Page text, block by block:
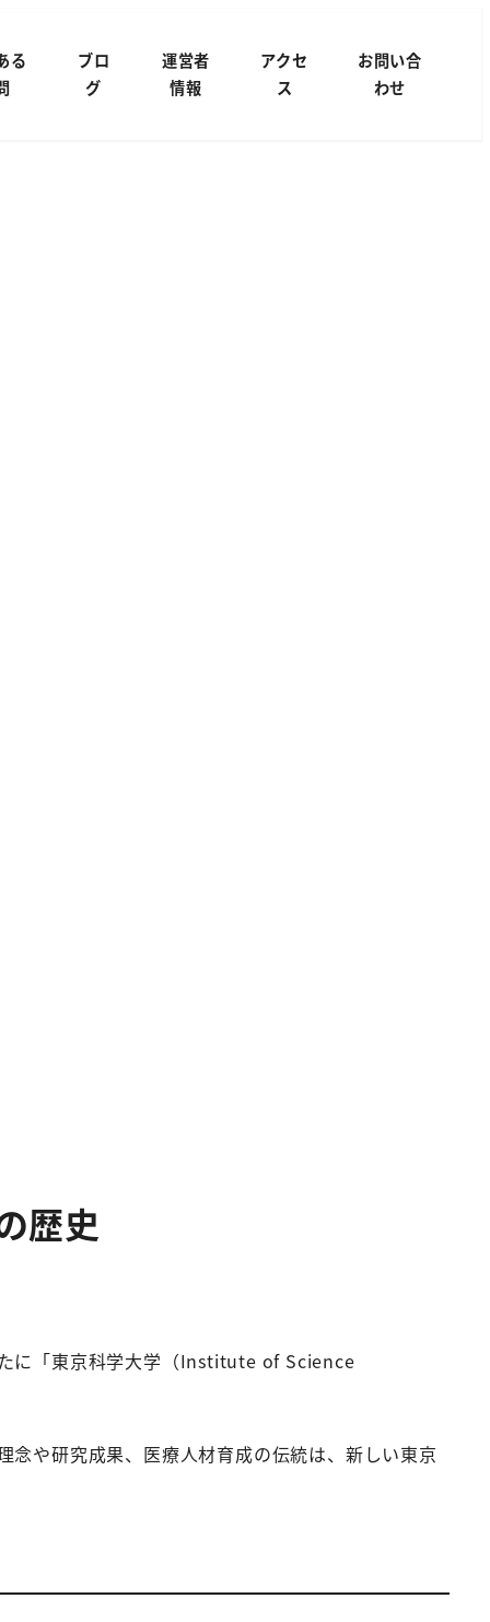
る
ブロ
グ
運営者
情報
アクセ
ス
お問い合
わせ
歴史
に「東京科学大学（Institute of Science
や研究成果、医療人材育成の伝統は、新しい東京